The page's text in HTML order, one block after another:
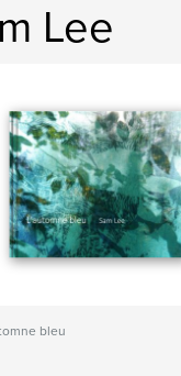
Lee
bleu